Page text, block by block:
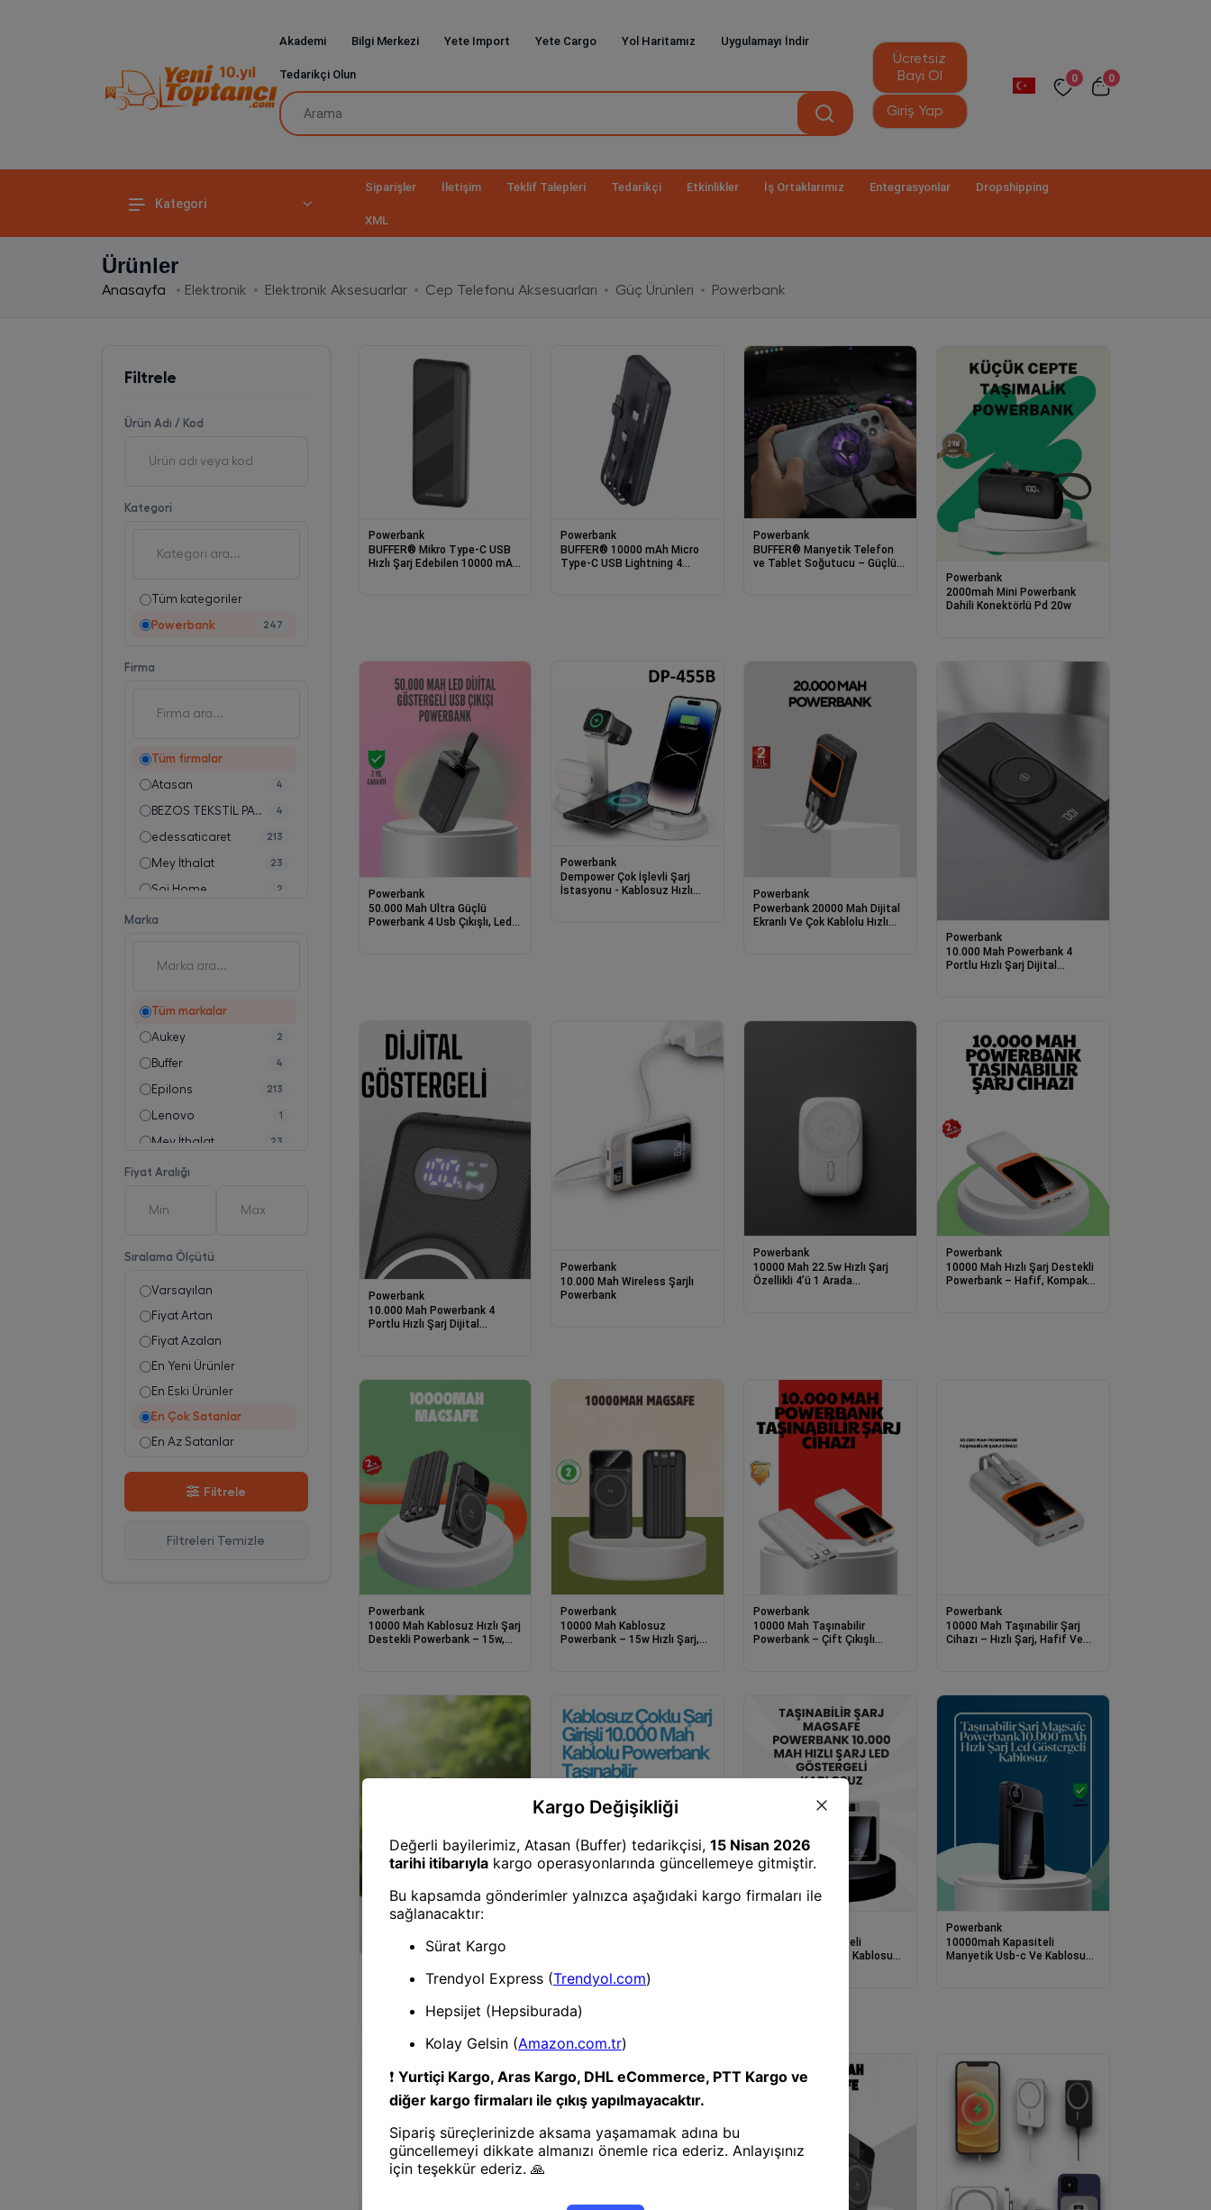
Akademi Bilgi Merkezi Yete Import Yete Cargo Yol Haritamız Uygulamayı İndir
Tedarikçi Olun
Ücretsiz
Bayi Ol
Giriş Yap
0 0
Kategori
Siparişler İletişim Teklif Talepleri Tedarikçi Etkinlikler İş Ortaklarımız Entegrasyonlar Dropshipping
XML
Ürünler
Anasayfa Elektronik Elektronik Aksesuarlar Cep Telefonu Aksesuarları Güç Ürünleri Powerbank
Filtrele
Ürün Adı / Kod
Kategori
Tüm kategoriler
Powerbank 247
Firma
Tüm firmalar
Atasan 4
4
edessaticaret 213
Mey İthalat 23
Soi Home 2
Marka
Tüm markalar
Aukey 2
Buffer 4
Epilons 213
Lenovo 1
Mey İthalat 23
Slink
Fiyat Aralığı
Sıralama Ölçütü
Varsayılan
Fiyat Artan
Fiyat Azalan
En Yeni Ürünler
En Eski Ürünler
En Çok Satanlar
En Az Satanlar
Stok Artan
En Çok Favorilenen
Filtrele
Filtreleri Temizle
Powerbank
BUFFER® Mikro Type-C USB
Hızlı Şarj Edebilen 10000 mAh
Powerbank
BUFFER® 10000 mAh Micro
Type-C USB Lightning 4
Powerbank
BUFFER® Manyetik Telefon
ve Tablet Soğutucu – Güçlü
Powerbank
2000mah Mini Powerbank
Dahili Konektörlü Pd 20w
Powerbank
50.000 Mah Ultra Güçlü
Powerbank 4 Usb Çıkışlı, Led
Powerbank
Dempower Çok İşlevli Şarj
İstasyonu - Kablosuz Hızlı
Powerbank
Powerbank 20000 Mah Dijital
Ekranlı Ve Çok Kablolu Hızlı
Powerbank
10.000 Mah Powerbank 4
Portlu Hızlı Şarj Dijital
Powerbank
10.000 Mah Powerbank 4
Portlu Hızlı Şarj Dijital
Powerbank
10.000 Mah Wireless Şarjlı
Powerbank
Powerbank
10000 Mah 22.5w Hızlı Şarj
Özellikli 4’ü 1 Arada
Powerbank
10000 Mah Hızlı Şarj Destekli
Powerbank – Hafif, Kompakt
Powerbank
10000 Mah Kablosuz Hızlı Şarj
Destekli Powerbank – 15w,
Powerbank
10000 Mah Kablosuz
Powerbank – 15w Hızlı Şarj,
Powerbank
10000 Mah Taşınabilir
Powerbank – Çift Çıkışlı
Powerbank
10000 Mah Taşınabilir Şarj
Cihazı – Hızlı Şarj, Hafif Ve
10000mah Güneş Enerjili
Led Fenerli, Lcd , 2 Usb-c
10000mah Kapasiteli
Manyetik Usb-c Ve Kablosuz
Powerbank
10000mah Kapasiteli
Manyetik Usb-c Ve Kablosuz